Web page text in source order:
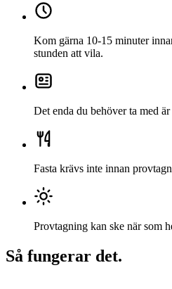
Kom gärna 10-15 minuter
stunden att vila.
Det enda du behöver ta med
Fasta krävs inte innan
Provtagning kan ske när som
Så fungerar det.